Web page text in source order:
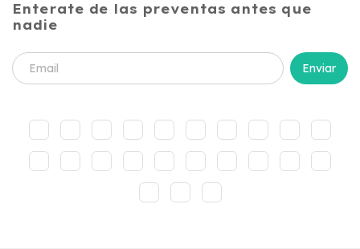
Enterate de las preventas antes que
nadie